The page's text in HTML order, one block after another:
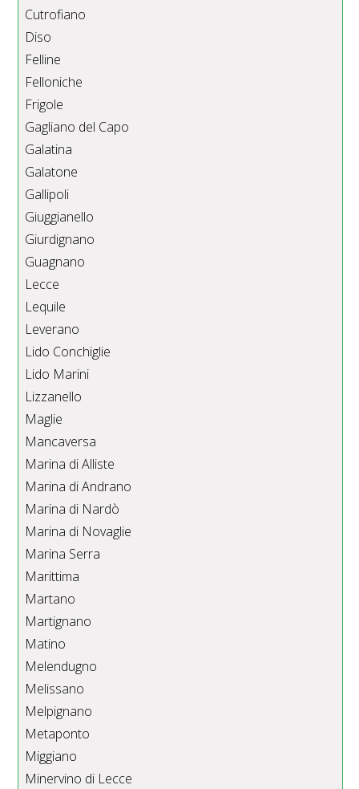
Cutrofiano
Diso
Felline
Felloniche
Frigole
Gagliano del Capo
Galatina
Galatone
Gallipoli
Giuggianello
Giurdignano
Guagnano
Lecce
Lequile
Leverano
Lido Conchiglie
Lido Marini
Lizzanello
Maglie
Mancaversa
Marina di Alliste
Marina di Andrano
Marina di Nardò
Marina di Novaglie
Marina Serra
Marittima
Martano
Martignano
Matino
Melendugno
Melissano
Melpignano
Metaponto
Miggiano
Minervino di Lecce